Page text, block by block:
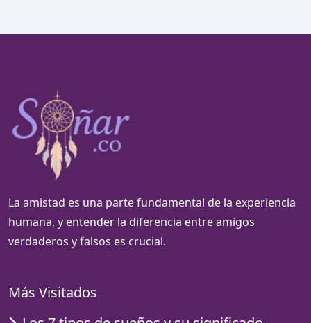
La amistad es una parte fundamental de la experiencia
humana, y entender la diferencia entre amigos
verdaderos y falsos es crucial.
Más Visitados